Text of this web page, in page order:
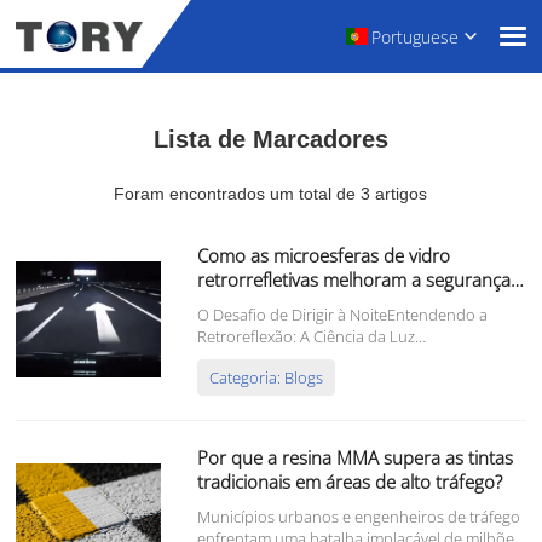
Portuguese
Lista de Marcadores
Foram encontrados um total de 3 artigos
Como as microesferas de vidro
retrorrefletivas melhoram a segurança
rodoviária noturna
O Desafio de Dirigir à NoiteEntendendo a
Retroreflexão: A Ciência da Luz
EficazTipos de Microesferas de Vidro
EstradasO Impacto na Estrada...
Categoria: Blogs
Por que a resina MMA supera as tintas
tradicionais em áreas de alto tráfego?
Municípios urbanos e engenheiros de tráfego